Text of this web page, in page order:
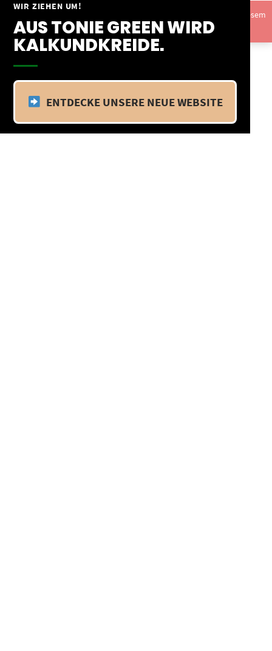
WIR ZIEHEN UM!
AUS TONIE GREEN WIRD
KALKUNDKREIDE.
ENTDECKE UNSERE NEUE WEBSITE
Springe
Inhalt
Vom 09.04.25 - 20.04.25 befinden wir uns im Betriebsurlaub. In diesem
Zeitraum findet kein Versand statt.Ausblenden